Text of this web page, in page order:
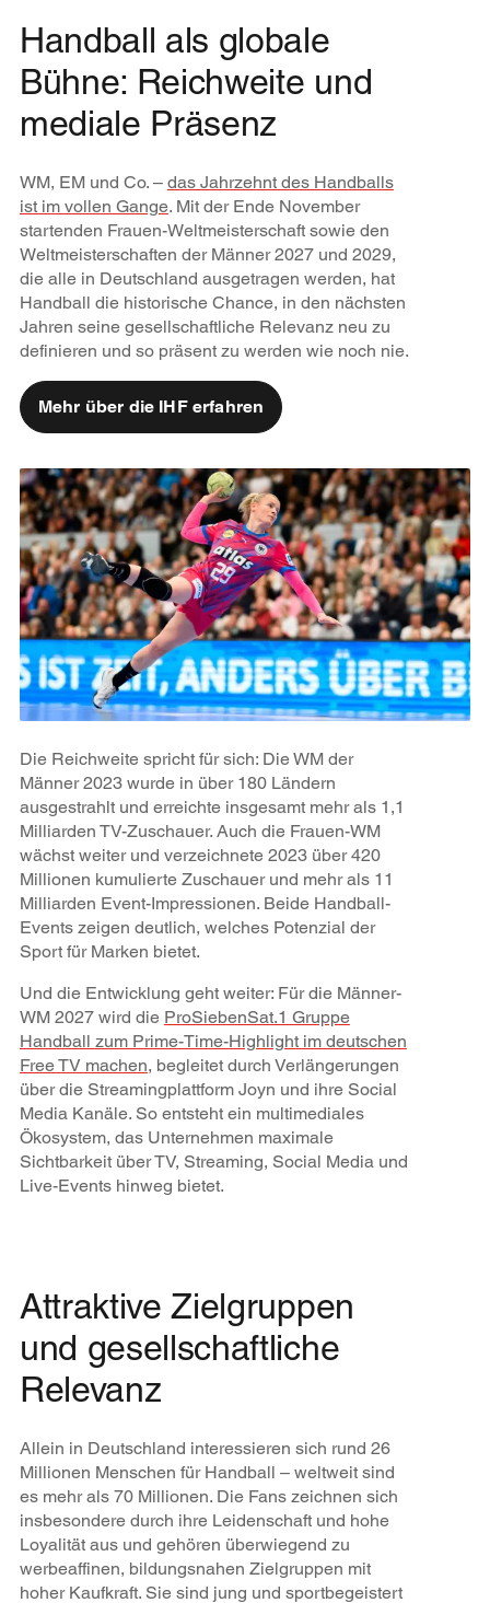
Handball als globale
Bühne: Reichweite und
mediale Präsenz
WM, EM und Co. – das Jahrzehnt des Handballs
ist im vollen Gange. Mit der Ende November
startenden Frauen-Weltmeisterschaft sowie den
Weltmeisterschaften der Männer 2027 und 2029,
die alle in Deutschland ausgetragen werden, hat
Handball die historische Chance, in den nächsten
Jahren seine gesellschaftliche Relevanz neu zu
definieren und so präsent zu werden wie noch nie.
Mehr über die IHF erfahren
Die Reichweite spricht für sich: Die WM der
Männer 2023 wurde in über 180 Ländern
ausgestrahlt und erreichte insgesamt mehr als 1,1
Milliarden TV-Zuschauer. Auch die Frauen-WM
wächst weiter und verzeichnete 2023 über 420
Millionen kumulierte Zuschauer und mehr als 11
Milliarden Event-Impressionen. Beide Handball-
Events zeigen deutlich, welches Potenzial der
Sport für Marken bietet.
Und die Entwicklung geht weiter: Für die Männer-
WM 2027 wird die ProSiebenSat.1 Gruppe
Handball zum Prime-Time-Highlight im deutschen
Free TV machen, begleitet durch Verlängerungen
über die Streamingplattform Joyn und ihre Social
Media Kanäle. So entsteht ein multimediales
Ökosystem, das Unternehmen maximale
Sichtbarkeit über TV, Streaming, Social Media und
Live-Events hinweg bietet.
Attraktive Zielgruppen
und gesellschaftliche
Relevanz
Allein in Deutschland interessieren sich rund 26
Millionen Menschen für Handball – weltweit sind
es mehr als 70 Millionen. Die Fans zeichnen sich
insbesondere durch ihre Leidenschaft und hohe
Loyalität aus und gehören überwiegend zu
werbeaffinen, bildungsnahen Zielgruppen mit
hoher Kaufkraft. Sie sind jung und sportbegeistert